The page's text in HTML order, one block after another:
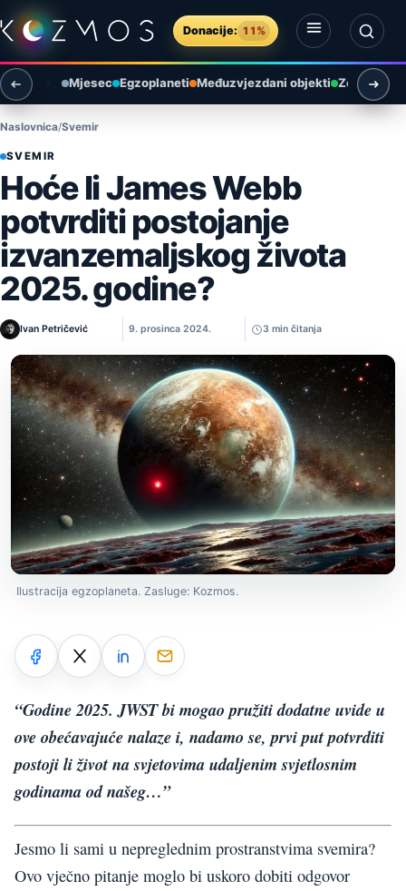
Preskoči na sadržaj
Donacije: 11%
Otvori izbornik
Otvori pretragu
Mjesec Egzoplaneti Međuzvjezdani objekti Zemlja i
Naslovnica Svemir
SVEMIR
Hoće li James Webb
potvrditi postojanje
izvanzemaljskog života
2025. godine?
Ivan Petričević 9. prosinca 2024. 3 min čitanja
Ilustracija egzoplaneta. Zasluge: Kozmos.
“Godine 2025. JWST bi mogao pružiti dodatne uvide u
ove obećavajuće nalaze i, nadamo se, prvi put potvrditi
postoji li život na svjetovima udaljenim svjetlosnim
godinama od našeg…”
Jesmo li sami u nepreglednim prostranstvima svemira?
Ovo vječno pitanje moglo bi uskoro dobiti odgovor